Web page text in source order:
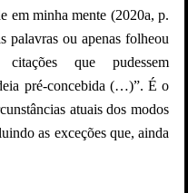
em minha mente (2020a, p.
palavras ou apenas folheou
que pudessem
pré-concebida (…)”. É o
atuais dos modos
as exceções que, ainda